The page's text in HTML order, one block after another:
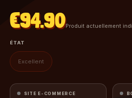
€94.90Produit actuellement
ÉTAT
Excellent
SITE E-COMMERCE